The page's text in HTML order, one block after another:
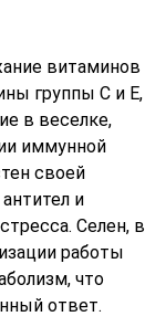
витаминов
группы C и E,
в веселке,
иммунной
своей
и
Селен, в
работы
что
ответ.